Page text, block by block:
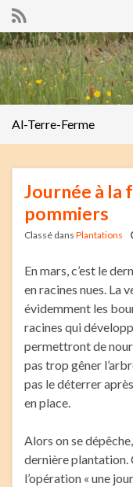
Search
Al-Terre-Ferme
Journée à la
pommiers
Classé dans Plantations
En mars, c’est le
en racines nues. La
évidemment les
racines qui
permettront de
pas trop gêner
pas le déterrer
en place.
Alors on se
dernière plantation.
l’opération « une